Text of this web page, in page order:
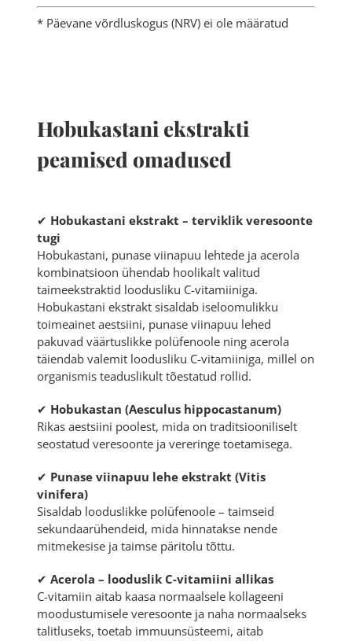
* Päevane võrdluskogus (NRV) ei ole määratud
Hobukastani ekstrakti
peamised omadused
✔ Hobukastani ekstrakt – terviklik veresoonte
tugi
Hobukastani, punase viinapuu lehtede ja acerola
kombinatsioon ühendab hoolikalt valitud
taimeekstraktid loodusliku C-vitamiiniga.
Hobukastani ekstrakt sisaldab iseloomulikku
toimeainet aestsiini, punase viinapuu lehed
pakuvad väärtuslikke polüfenoole ning acerola
täiendab valemit loodusliku C-vitamiiniga, millel on
organismis teaduslikult tõestatud rollid.
✔ Hobukastan (Aesculus hippocastanum)
Rikas aestsiini poolest, mida on traditsiooniliselt
seostatud veresoonte ja vereringe toetamisega.
✔ Punase viinapuu lehe ekstrakt (Vitis
vinifera)
Sisaldab looduslikke polüfenoole – taimseid
sekundaarühendeid, mida hinnatakse nende
mitmekesise ja taimse päritolu tõttu.
✔ Acerola – looduslik C-vitamiini allikas
C-vitamiin aitab kaasa normaalsele kollageeni
moodustumisele veresoonte ja naha normaalseks
talitluseks, toetab immuunsüsteemi, aitab